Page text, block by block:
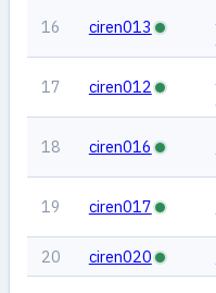
16 ciren013
17 ciren012
18 ciren016
19 ciren017
20
ciren020